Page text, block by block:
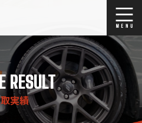
Stock list
RESULT
実績